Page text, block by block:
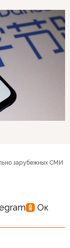
зарубежных СМИ